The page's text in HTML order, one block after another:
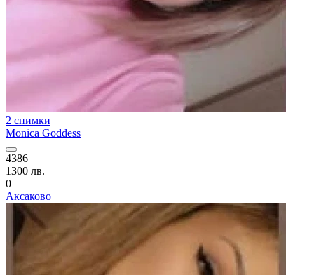
2 снимки
Monica Goddess
4386
1300 лв.
0
Аксаково